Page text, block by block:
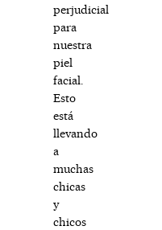
perjudicial
para
nuestra
piel
facial.
Esto
está
llevando
a
muchas
chicas
y
chicos